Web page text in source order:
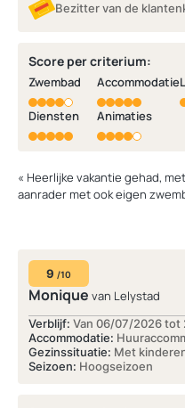
Bezitter van de
Score per criterium:
Zwembad Accommodatie
Diensten Animaties
« Heerlijke vakantie gehad,
aanrader met ook eigen
9 /10
Monique van Lelystad
Verblijf: Van 06/07/2026 tot
Accommodatie:
Gezinssituatie: Met
Seizoen: Hoogseizoen